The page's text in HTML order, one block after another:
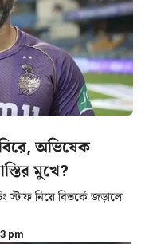
অভিষেক
মুখে?
নিয়ে বিতর্কে জড়ালো
pm